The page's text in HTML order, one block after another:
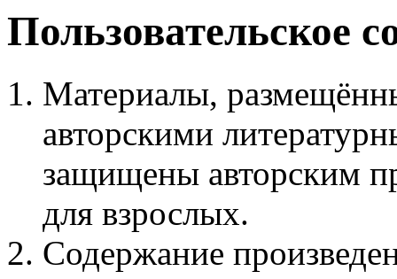
Пользовательское
Материалы,
авторскими
защищены авторским
для взрослых.
Содержание